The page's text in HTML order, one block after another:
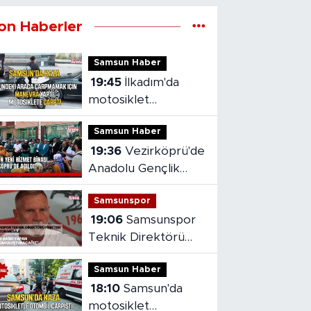
Haberler
Samsun Haber
19:45
motosiklet
kazasında sürücü
yaralandı
Samsun Haber
19:36
Anadolu Gençlik
Derneği'nin yeni
hizmet binası açıldı
Samsunspor
19:06 Samsunspor
Teknik Direktörü
Fink'ten yeni sezon
mesajı
Samsun Haber
18:10 Samsun'da
motosiklet